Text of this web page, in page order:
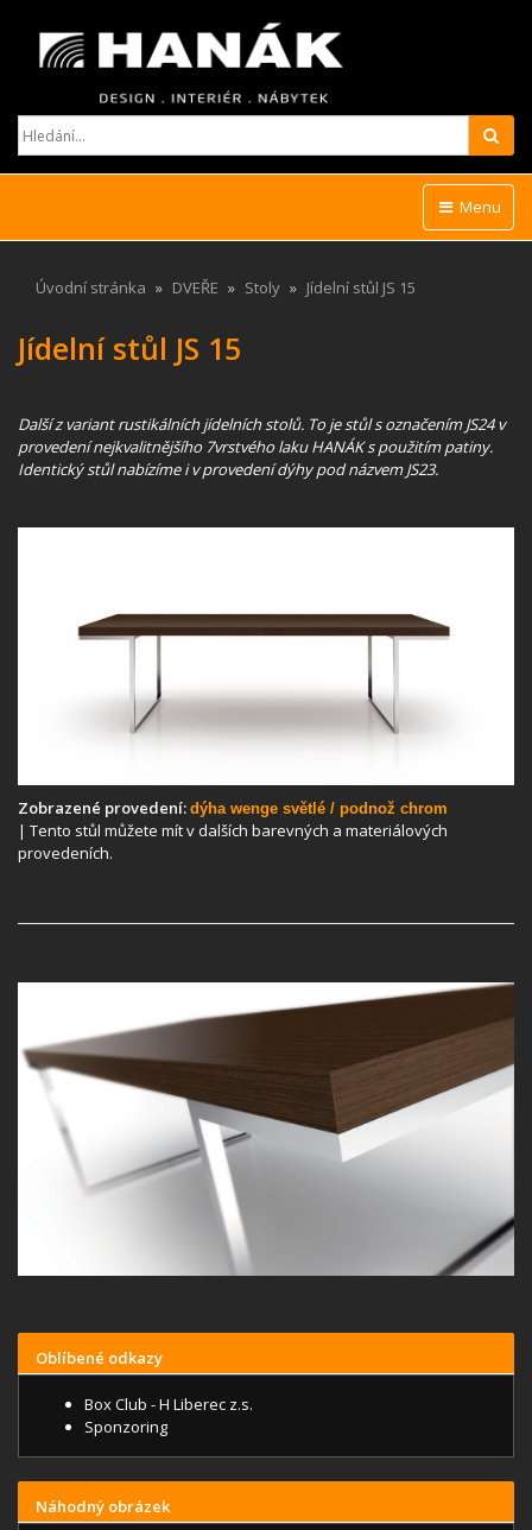
Menu
Úvodní stránka DVEŘE Stoly Jídelní stůl JS 15
Jídelní stůl JS 15
Další z variant rustikálních jídelních stolů. To je stůl s označením JS24 v
provedení nejkvalitnějšího 7vrstvého laku HANÁK s použitím patiny.
Identický stůl nabízíme i v provedení dýhy pod názvem JS23.
Zobrazené provedení: dýha wenge světlé / podnož chrom
| Tento stůl můžete mít v dalších barevných a materiálových
provedeních.
Oblíbené odkazy
Box Club - H Liberec z.s.
Sponzoring
Náhodný obrázek